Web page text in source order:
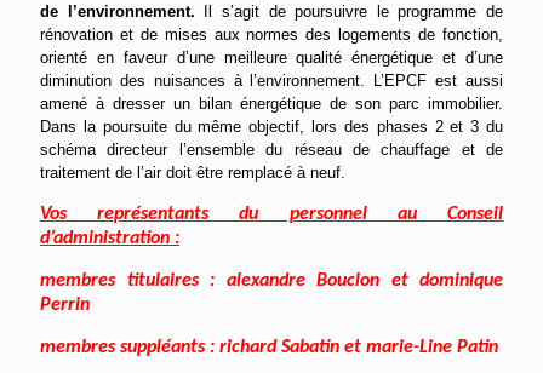
de l’environnement.
Il s’agit de poursuivre le programme de
rénovation et de mises aux normes des logements de fonction,
orienté en faveur d’une meilleure qualité énergétique et d’une
diminution des nuisances à l’environnement. L’EPCF est aussi
amené à dresser un bilan énergétique de son parc immobilier.
Dans la poursuite du même objectif, lors des phases 2 et 3 du
schéma directeur l’ensemble du réseau de chauffage et de
traitement de l’air doit être remplacé à neuf.
Vos représentants du personnel au Conseil
d’administration :
membres titulaires : alexandre Bouclon et dominique
Perrin
membres suppléants : richard Sabatin et marie-Line Patin